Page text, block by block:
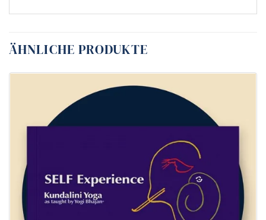
ÄHNLICHE PRODUKTE